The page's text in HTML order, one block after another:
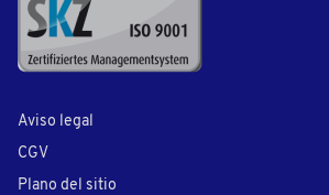
Aviso legal
CGV
Plano del sitio